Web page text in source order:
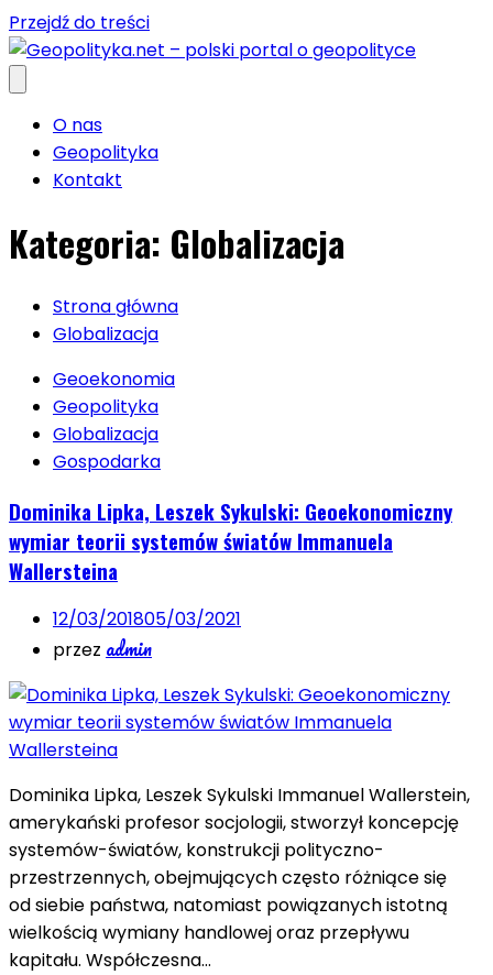
Przejdź do treści
O nas
Geopolityka
Kontakt
Kategoria: Globalizacja
Strona główna
Globalizacja
Geoekonomia
Geopolityka
Globalizacja
Gospodarka
Dominika Lipka, Leszek Sykulski: Geoekonomiczny
wymiar teorii systemów światów Immanuela
Wallersteina
12/03/201805/03/2021
przez admin
Dominika Lipka, Leszek Sykulski Immanuel Wallerstein,
amerykański profesor socjologii, stworzył koncepcję
systemów-światów, konstrukcji polityczno-
przestrzennych, obejmujących często różniące się
od siebie państwa, natomiast powiązanych istotną
wielkością wymiany handlowej oraz przepływu
kapitału. Współczesna…